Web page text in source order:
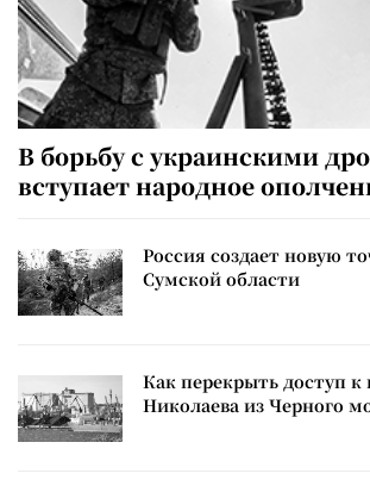
В борьбу с украинскими
вступает народное
Россия создает новую
Сумской области
Как перекрыть доступ к
Николаева из Черного